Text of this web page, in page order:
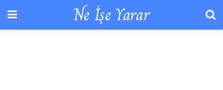
Ne İşe Yarar